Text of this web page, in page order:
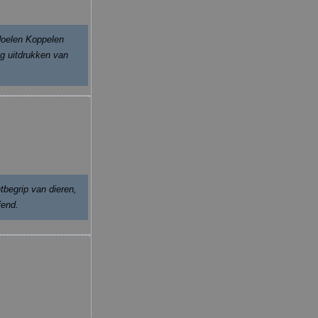
Koppelen
uitdrukken van
van dieren,